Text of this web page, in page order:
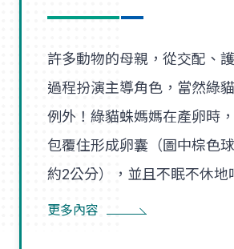
許多動物的母親，從交配、
過程扮演主導角色，當然綠
例外！綠貓蛛媽媽在產卵時
包覆住形成卵囊（圖中棕色
約2公分），並且不眠不休地
使尋找食物也是在一定範圍內
更多內容